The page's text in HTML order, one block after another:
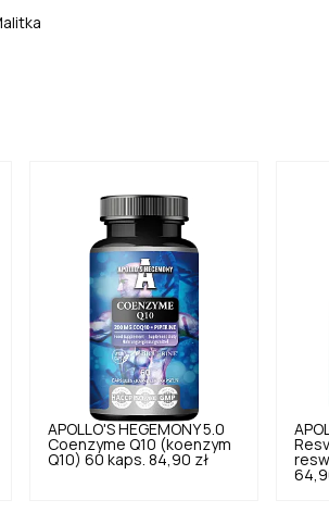
APOLLO'S HEGEMONY 5.0
Coenzyme Q10 (koenzym
Q10) 60 kaps. 84,90 zł